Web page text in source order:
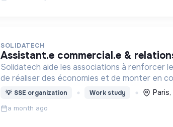
SOLIDATECH
assistant.e commercial.e &
Solidatech aide les associations à renforcer
de réaliser des économies et de monter en
💡 SSE organization Work study Paris,
a month ago